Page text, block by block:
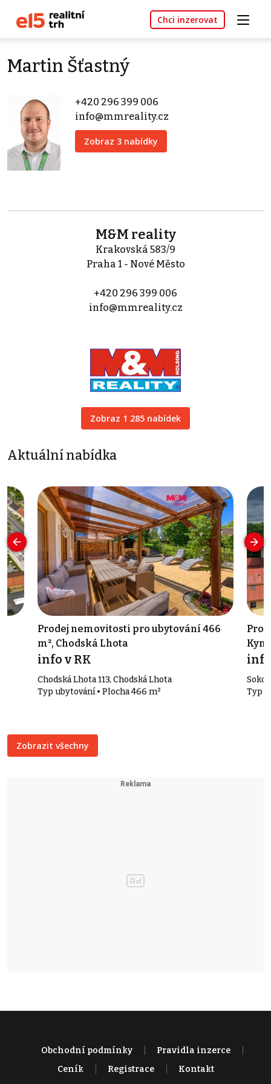
Chci inzerovat
Martin Šťastný
+420 296 399 006
info@mmreality.cz
Zobraz 3 nabídky
M&M reality
Krakovská 583/9
Praha 1 - Nové Město
+420 296 399 006
info@mmreality.cz
Zobraz 1 285 nabídek
Aktuální nabídka
Prodej nemovitosti pro ubytování 466
m², Chodská Lhota
info v RK
Chodská Lhota 113, Chodská Lhota
Typ ubytování • Plocha 466 m²
Typ
Zobrazit všechny
Obchodní podmínky
Pravidla inzerce
Ceník
Registrace Kontakt